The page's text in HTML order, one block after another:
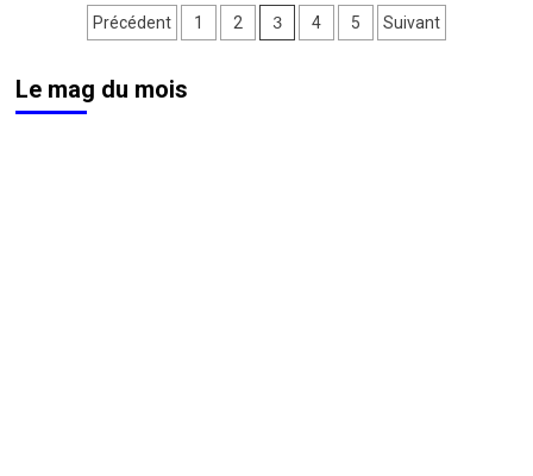
&
équipe
Pagination
publications
Précédent 1 2 3 4 5 Suivant
Le mag du mois